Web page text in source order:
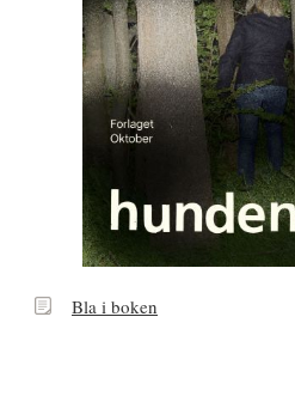
BlaBla i boken